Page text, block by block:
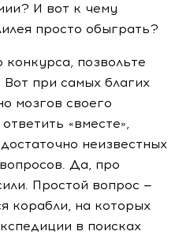
И вот к чему
просто обыграть?
конкурса, позвольте
при самых благих
мозгов своего
«вместе»,
неизвестных
Да, про
Простой вопрос —
корабли, на которых
в поисках